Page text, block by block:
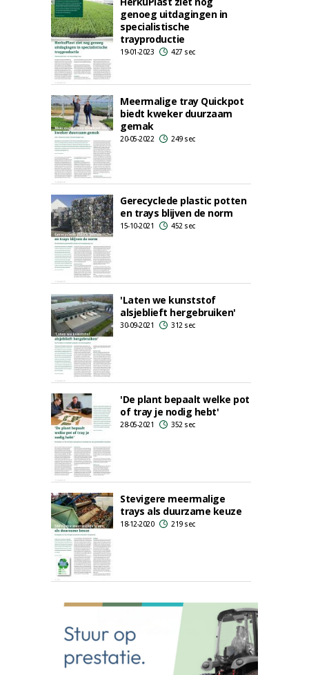
genoeg uitdagingen in
specialistische
trayproductie
19-01-2023 427 sec
Meermalige tray Quickpot
biedt kweker duurzaam
gemak
20-05-2022 249 sec
Gerecyclede plastic potten
en trays blijven de norm
15-10-2021 452 sec
'Laten we kunststof
alsjeblieft hergebruiken'
30-09-2021 312 sec
'De plant bepaalt welke pot
of tray je nodig hebt'
28-05-2021 352 sec
Stevigere meermalige
trays als duurzame keuze
18-12-2020 219 sec